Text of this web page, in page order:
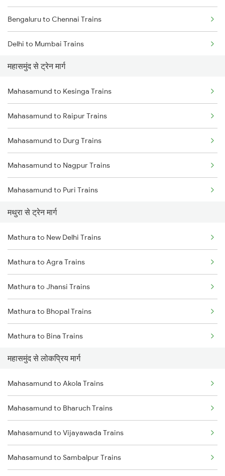
Bengaluru to Chennai Trains
Delhi to Mumbai Trains
Mumbai to Pune Trains
Delhi to Jammu Trains
Mumbai to Delhi Trains
Mumbai to Goa Trains
Chennai to Coimbatore Trains
महासमुंद से ट्रेन मार्ग
Mahasamund to Kesinga Trains
Mahasamund to Raipur Trains
Mahasamund to Durg Trains
Mahasamund to Nagpur Trains
Mahasamund to Puri Trains
Mahasamund to Visakhapatnam Trains
Mahasamund to Vizianagaram Trains
Mahasamund to Bhusawal Trains
Mahasamund to Akola Trains
Mahasamund to Bhubaneswar Trains
Mahasamund to Anand Trains
Mahasamund to Ahmedabad Trains
Mahasamund to Bilaspur Trains
Mahasamund to Brahmapur Trains
मथुरा से ट्रेन मार्ग
Mathura to New Delhi Trains
Mathura to Agra Trains
Mathura to Jhansi Trains
Mathura to Bhopal Trains
Mathura to Bina Trains
Mathura to Itarsi Trains
महासमुंद से लोकप्रिय मार्ग
Mahasamund to Akola Trains
Mahasamund to Bharuch Trains
Mahasamund to Vijayawada Trains
Mahasamund to Sambalpur Trains